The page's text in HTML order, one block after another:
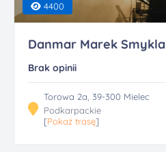
4400
Danmar Marek Smykla
Brak opinii
Torowa 2a, 39-300 Mielec
Podkarpackie
[Pokaż trasę]